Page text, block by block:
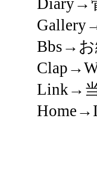
Diary→管
Gallery→
Bbs→お絵
Link→当サ